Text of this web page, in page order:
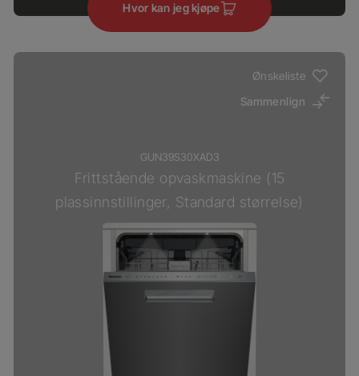
Hvor kan jeg kjøpe
Ønskeliste
Sammenlign
GUN39S30XAD3
Frittstående opvaskmaskine (15
plassinnstillinger, Standard størrelse)